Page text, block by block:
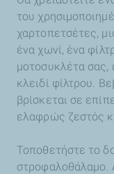
του
χαρτοπετσέτες,
ένα χωνί, ένα
μοτοσυκλέτα σας,
κλειδί φίλτρου.
βρίσκεται σε
ελαφρώς ζεστός
Τοποθετήστε το